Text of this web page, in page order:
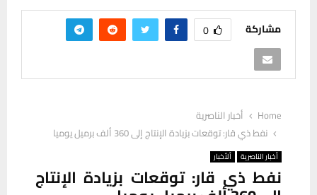
أخبار الناصرية ألأخبار
نفط ذي قار: توقعات بزيادة الإنتاج
إلى 360 ألف برميل يوميا
11 يناير، 2026